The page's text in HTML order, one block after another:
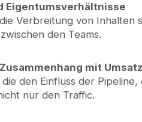
Eigentumsverhältnisse
Verbreitung von Inhalten
den Teams.
mit Umsatz
den Einfluss der
nur den Traffic.